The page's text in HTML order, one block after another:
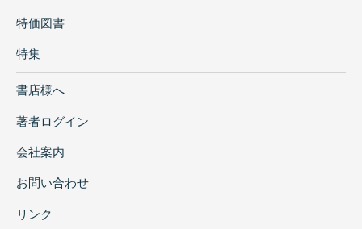
特価図書
特集
書店様へ
著者ログイン
会社案内
お問い合わせ
リンク